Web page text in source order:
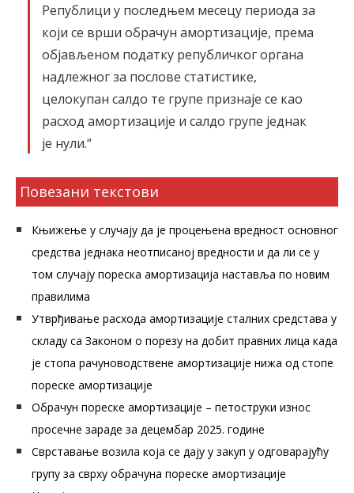
Републици у последњем месецу периода за
који се врши обрачун амортизације, према
објављеном податку републичког органа
надлежног за послове статистике,
целокупан салдо те групе признаје се као
расход амортизације и салдо групе једнак
је нули.“
Повезани текстови
Књижење у случају да је процењена вредност основног
средства једнака неотписаној вредности и да ли се у
том случају пореска амортизација наставља по новим
правилима
Утврђивање расхода амортизације сталних средстава у
складу са Законом о порезу на добит правних лица када
је стопа рачуноводствене амортизације нижа од стопе
пореске амортизације
Обрачун пореске амортизације – петоструки износ
просечне зараде за децембар 2025. године
Сврставање возила која се дају у закуп у одговарајућу
групу за сврху обрачуна пореске амортизације